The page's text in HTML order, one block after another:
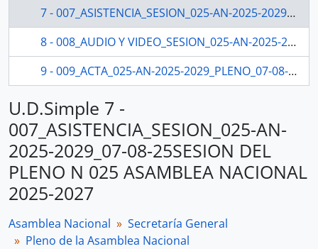
7 - 007_ASISTENCIA_SESION_025-AN-2025-2029_07-08-25SESION DEL PLENO N 025 ASAMBLEA NACIONAL 2025-2027
8 - 008_AUDIO Y VIDEO_SESION_025-AN-2025-2029_07-08-25SESION DEL PLENO N 025 ASAMBLEA NACIONAL 2025-2027
9 - 009_ACTA_025-AN-2025-2029_PLENO_07-08-25SESION DEL PLENO N 025 ASAMBLEA NACIONAL 2025-2027
U.D.Simple 7 -
007_ASISTENCIA_SESION_025-AN-
2025-2029_07-08-25SESION DEL
PLENO N 025 ASAMBLEA NACIONAL
2025-2027
Asamblea Nacional
Secretaría General
Pleno de la Asamblea Nacional